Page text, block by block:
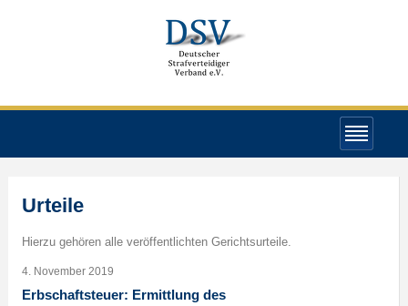
Urteile
Hierzu gehören alle veröffentlichten Gerichtsurteile.
4. November 2019
Erbschaftsteuer: Ermittlung des